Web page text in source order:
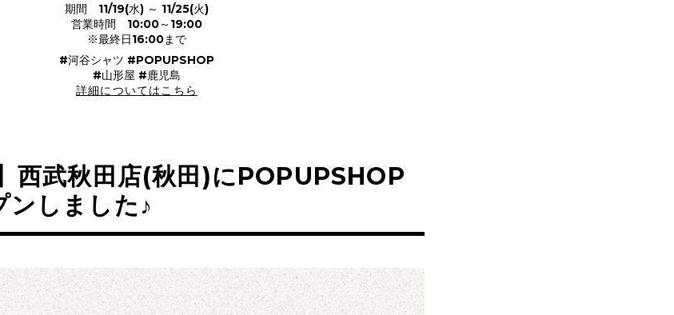
期間 11/19(水) ～ 11/25(火)
営業時間 10:00～19:00
※最終日16:00まで
#河谷シャツ #POPUPSHOP
#山形屋 #鹿児島
詳細についてはこちら
西武秋田店(秋田)にPOPUPSHOP
ンしました♪